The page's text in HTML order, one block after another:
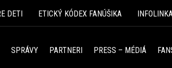
DETI ETICKÝ KÓDEX FANÚŠIKA INFOLINKA
SPRÁVY PARTNERI PRESS – MÉDIÁ